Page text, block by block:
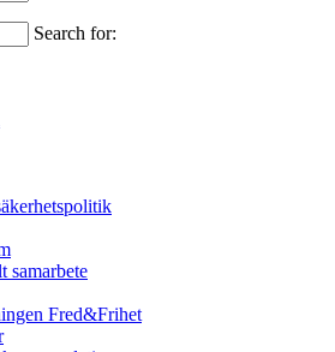
Search for:
samarbete
Fred&Frihet